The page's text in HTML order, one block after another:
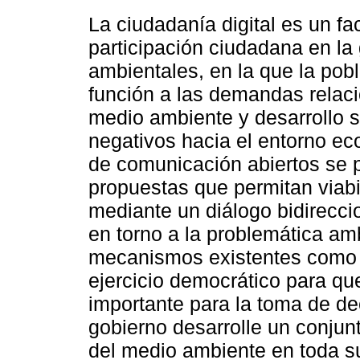
La ciudadanía digital es un
participación ciudadana en
ambientales, en la que la
función a las demandas
medio ambiente y desarrollo
negativos hacia el entorno
de comunicación abiertos se
propuestas que permitan
mediante un diálogo
en torno a la problemática
mecanismos existentes
ejercicio democrático para
importante para la toma de
gobierno desarrolle un
del medio ambiente en toda